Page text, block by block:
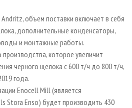
объем поставки включает в себя
дополнительные конденсаторы,
и монтажные работы.
которое увеличит
черного щелока с 600 т/ч до 800 т/ч,
года.
Enocell Mill (является
Stora Enso) будет производить 430